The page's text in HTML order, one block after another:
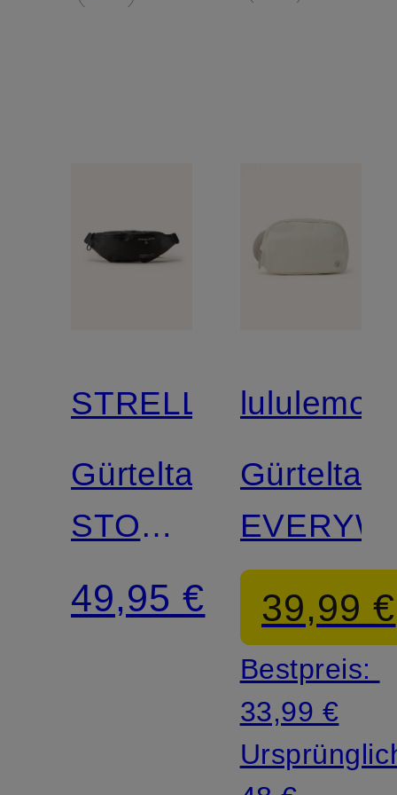
STRELLSON
Gürteltasche
STOCKWELL
2.0
49,95 €
lululemon
39,99 €
Bestpreis:
33,99 €